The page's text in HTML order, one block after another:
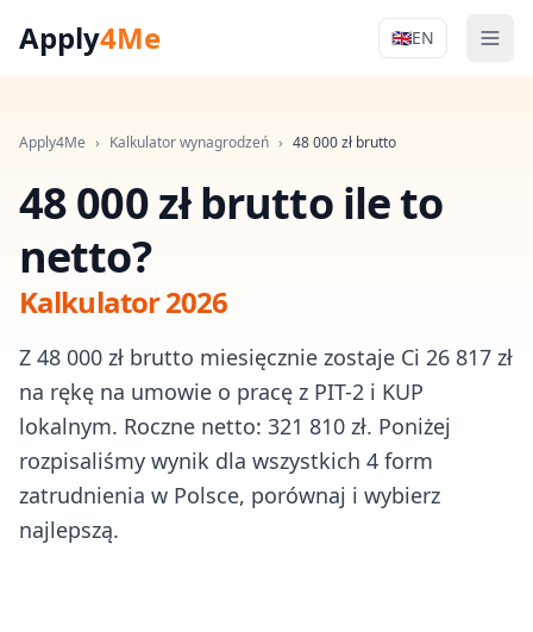
Apply4Me 🇬🇧EN
Apply4Me
Apply4Me › Kalkulator wynagrodzeń › 48 000zł brutto
48 000 zł brutto ile to
netto?
Kalkulator 2026
Z 48 000 zł brutto miesięcznie zostaje Ci 26 817 zł
na rękę na umowie o pracę z PIT-2 i KUP
lokalnym. Roczne netto: 321 810 zł. Poniżej
rozpisaliśmy wynik dla wszystkich 4 form
zatrudnienia w Polsce, porównaj i wybierz
najlepszą.